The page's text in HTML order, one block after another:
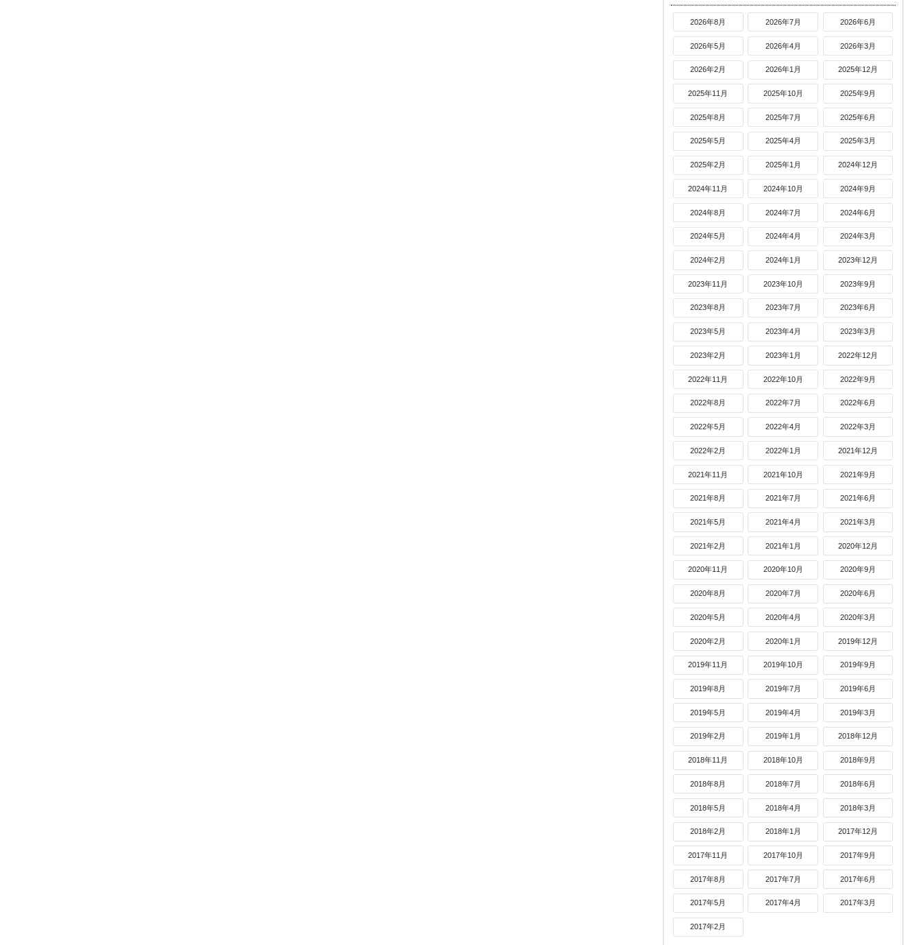
2026年8月 2026年7月 2026年6月
2026年5月 2026年4月 2026年3月
2026年2月 2026年1月 2025年12月
2025年11月 2025年10月 2025年9月
2025年8月 2025年7月 2025年6月
2025年5月 2025年4月 2025年3月
2025年2月 2025年1月 2024年12月
2024年11月 2024年10月 2024年9月
2024年8月 2024年7月 2024年6月
2024年5月 2024年4月 2024年3月
2024年2月 2024年1月 2023年12月
2023年11月 2023年10月 2023年9月
2023年8月 2023年7月 2023年6月
2023年5月 2023年4月 2023年3月
2023年2月 2023年1月 2022年12月
2022年11月 2022年10月 2022年9月
2022年8月 2022年7月 2022年6月
2022年5月 2022年4月 2022年3月
2022年2月 2022年1月 2021年12月
2021年11月 2021年10月 2021年9月
2021年8月 2021年7月 2021年6月
2021年5月 2021年4月 2021年3月
2021年2月 2021年1月 2020年12月
2020年11月 2020年10月 2020年9月
2020年8月 2020年7月 2020年6月
2020年5月 2020年4月 2020年3月
2020年2月 2020年1月 2019年12月
2019年11月 2019年10月 2019年9月
2019年8月 2019年7月 2019年6月
2019年5月 2019年4月 2019年3月
2019年2月 2019年1月 2018年12月
2018年11月 2018年10月 2018年9月
2018年8月 2018年7月 2018年6月
2018年5月 2018年4月 2018年3月
2018年2月 2018年1月 2017年12月
2017年11月 2017年10月 2017年9月
2017年8月 2017年7月 2017年6月
2017年5月 2017年4月 2017年3月
2017年2月